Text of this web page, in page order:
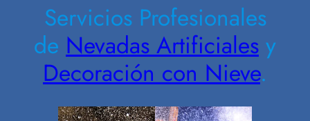
Servicios Profesionales
de Nevadas Artificiales y
Decoración con Nieve.